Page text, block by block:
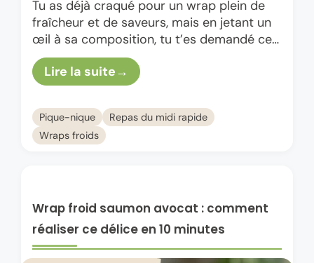
Tu as déjà craqué pour un wrap plein de
fraîcheur et de saveurs, mais en jetant un
œil à sa composition, tu t’es demandé ce
que tu mettais vraiment dans …
Lire la suite
Pique-nique
Repas du midi rapide
Wraps froids
Wrap froid saumon avocat : comment
réaliser ce délice en 10 minutes